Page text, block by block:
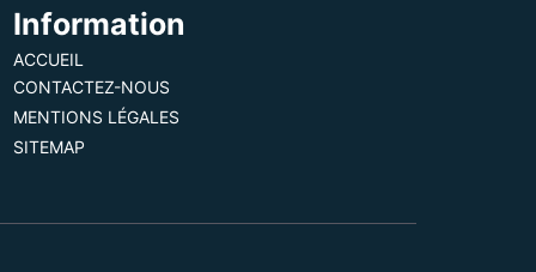
Information
ACCUEIL
CONTACTEZ-NOUS
MENTIONS LÉGALES
SITEMAP